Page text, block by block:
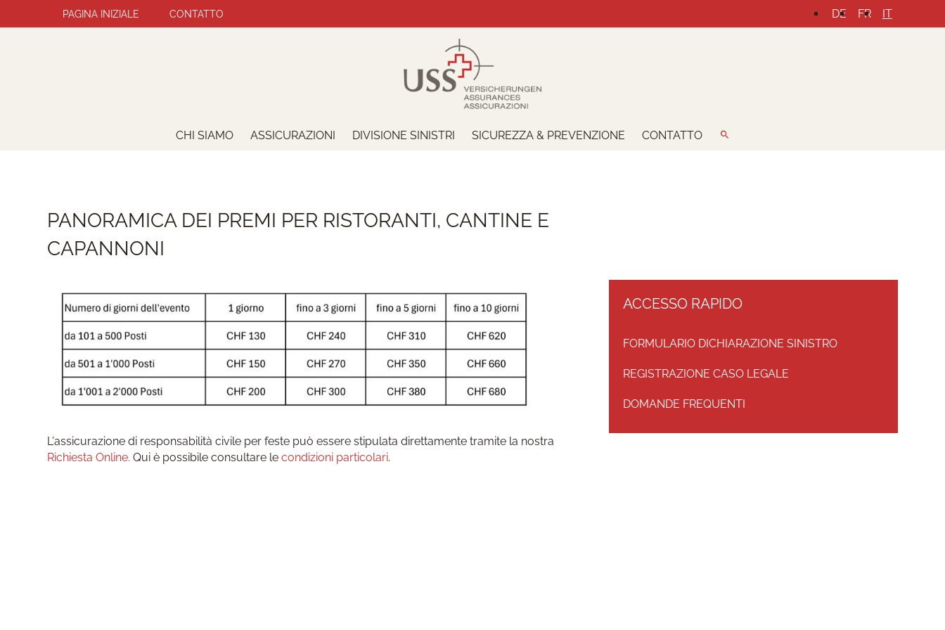
PAGINA INIZIALE CONTATTO DE FR IT
la
CHI SIAMO ASSICURAZIONI DIVISIONE SINISTRI SICUREZZA & PREVENZIONE CONTATTO
PANORAMICA DEI PREMI PER RISTORANTI, CANTINE E
CAPANNONI
L'assicurazione di responsabilità civile per feste può essere stipulata direttamente tramite la nostra
Richiesta Online.Qui è possibile consultare lecondizioni particolari.
ACCESSO RAPIDO
la
navigazione
FORMULARIO DICHIARAZIONE SINISTRO
REGISTRAZIONE CASO LEGALE
DOMANDE FREQUENTI